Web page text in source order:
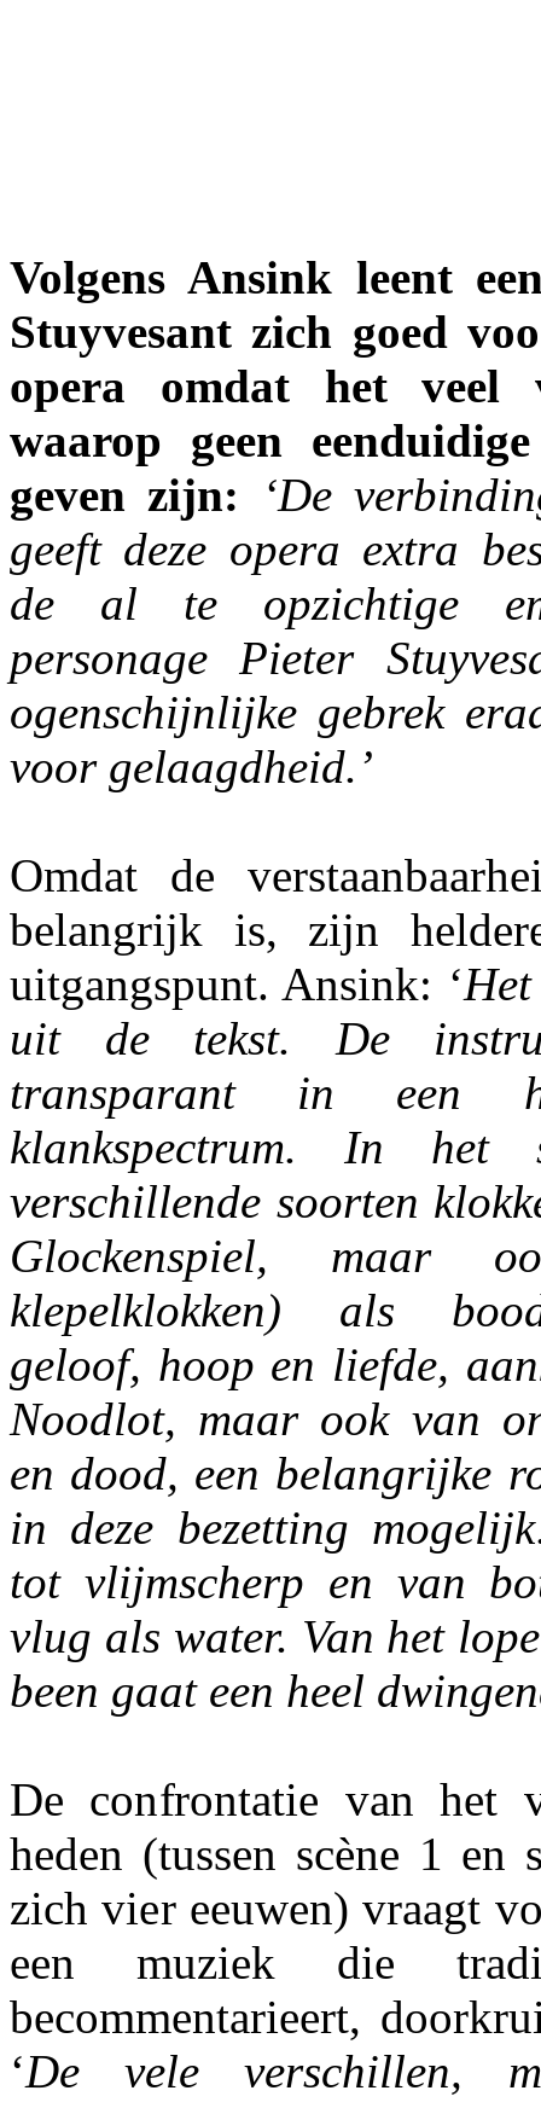
Volgens Ansink leent
Stuyvesant zich goed
opera omdat het veel
waarop geen
geven zijn: ‘De
geeft deze opera extra
de al te opzichtige
personage Pieter
ogenschijnlijke gebrek
voor gelaagdheid.’
Omdat de
belangrijk is, zijn
uitgangspunt. Ansink: ‘
uit de tekst. De
transparant in een
klankspectrum. In het
verschillende soorten
Glockenspiel, maar
klepelklokken) als
geloof, hoop en liefde,
Noodlot, maar ook van
en dood, een belangrijke
in deze bezetting
tot vlijmscherp en van
vlug als water. Van het
been gaat een heel
De confrontatie van het
heden (tussen scène 1 en
zich vier eeuwen) vraagt
een muziek die
becommentarieert,
‘De vele verschillen,